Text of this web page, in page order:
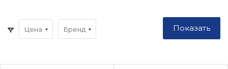
Цена Бренд